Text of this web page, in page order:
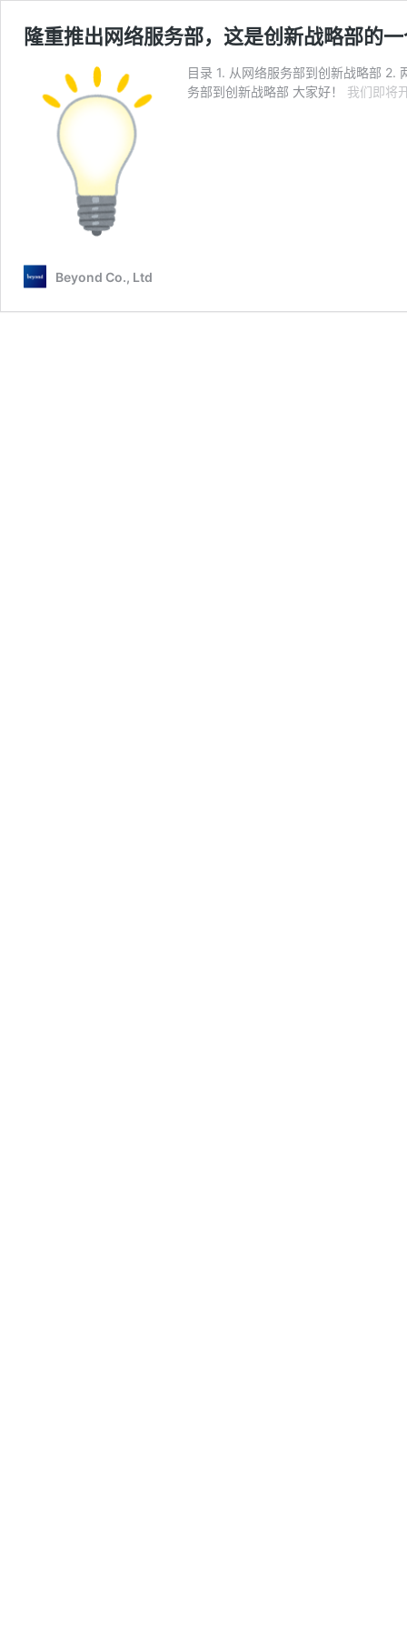
隆重推出网络服务部，这是创新战略部的
目录 1. 从网络服务部到创新战略部 2.
务部到创新战略部 大家好！ 我们即将
Beyond Co., Ltd